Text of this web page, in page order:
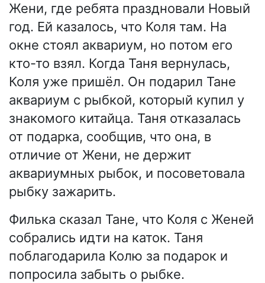
Жени, где ребята праздновали Новый
год. Ей казалось, что Коля там. На
окне стоял аквариум, но потом его
кто-то взял. Когда Таня вернулась,
Коля уже пришёл. Он подарил Тане
аквариум с рыбкой, который купил у
знакомого китайца. Таня отказалась
от подарка, сообщив, что она, в
отличие от Жени, не держит
аквариумных рыбок, и посоветовала
рыбку зажарить.
Филька сказал Тане, что Коля с Женей
собрались идти на каток. Таня
поблагодарила Колю за подарок и
попросила забыть о рыбке.